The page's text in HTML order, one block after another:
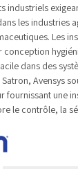
industriels
les industries
Les
conception
dans des
Avensys
fournissant une
le contrôle, la